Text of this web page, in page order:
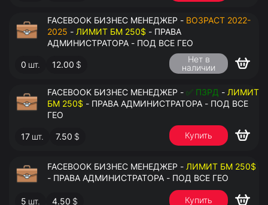
FACEBOOK БИЗНЕС МЕНЕДЖЕР - ВОЗРАСТ 2022-
2025 - ЛИМИТ БМ 250$ - ПРАВА
АДМИНИСТРАТОРА - ПОД ВСЕ ГЕО
0 шт. 12.00 $
Нет в
наличии
FACEBOOK БИЗНЕС МЕНЕДЖЕР - ✅ ПЗРД - ЛИМИТ
БМ 250$ - ПРАВА АДМИНИСТРАТОРА - ПОД ВСЕ
ГЕО
17 шт. 7.50 $ Купить
FACEBOOK БИЗНЕС МЕНЕДЖЕР - ЛИМИТ БМ 250$
- ПРАВА АДМИНИСТРАТОРА - ПОД ВСЕ ГЕО
5 шт. 4.50 $ Купить